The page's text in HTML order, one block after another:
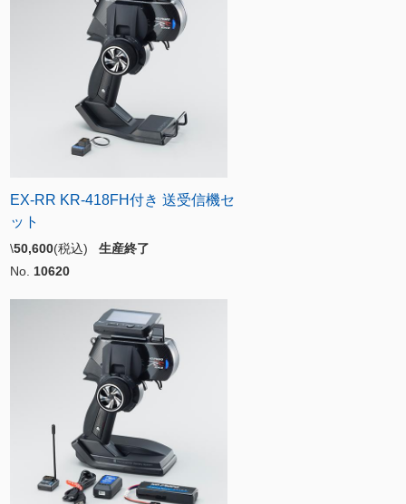
EX-RR KR-418FH付き 送受信機セ
ット
\50,600(税込) 生産終了
No. 10620